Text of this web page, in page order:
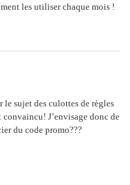
les utiliser chaque mois !
le sujet des culottes de règles
convaincu! J’envisage donc de
du code promo???